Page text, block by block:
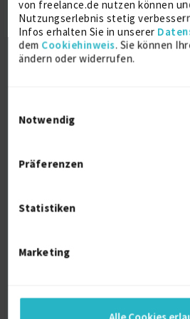
von freelance.de nutzen können
Nutzungserlebnis stetig
Infos erhalten Sie in unserer
dem Cookiehinweis. Sie können
ändern oder widerrufen.
Notwendig
Präferenzen
Statistiken
Marketing
Prüfungszeugnis
Handelskammer Friedberg
1992
1992
1992